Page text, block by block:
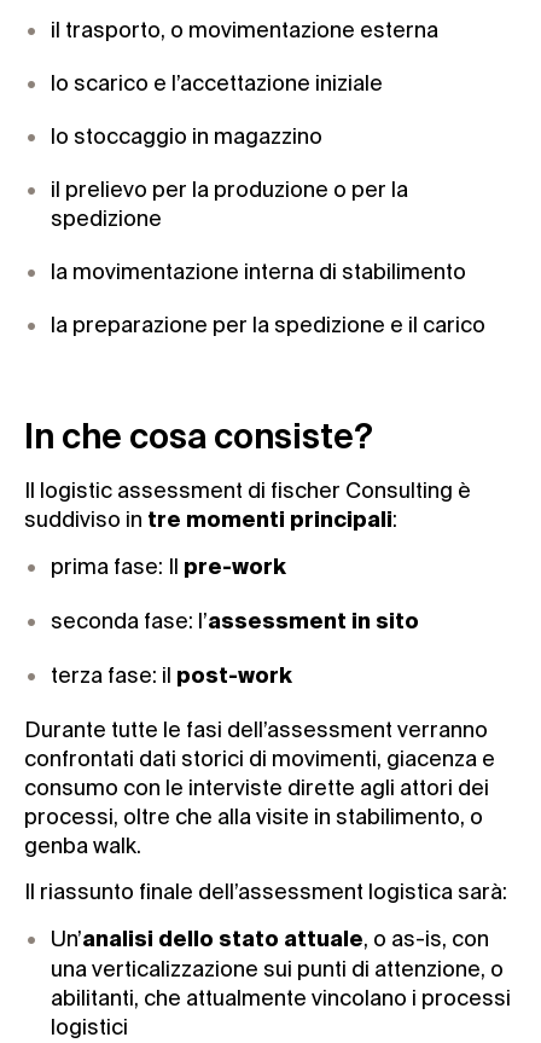
il trasporto, o movimentazione esterna
lo scarico e l’accettazione iniziale
lo stoccaggio in magazzino
il prelievo per la produzione o per la
spedizione
la movimentazione interna di stabilimento
la preparazione per la spedizione e il carico
In che cosa consiste?
Il logistic assessment di fischer Consulting è
suddiviso in tre momenti principali:
prima fase: Il pre-work
seconda fase: l’assessment in sito
terza fase: il post-work
Durante tutte le fasi dell’assessment verranno
confrontati dati storici di movimenti, giacenza e
consumo con le interviste dirette agli attori dei
processi, oltre che alla visite in stabilimento, o
genba walk.
Il riassunto finale dell’assessment logistica sarà:
Un’analisi dello stato attuale, o as-is, con
una verticalizzazione sui punti di attenzione, o
abilitanti, che attualmente vincolano i processi
logistici